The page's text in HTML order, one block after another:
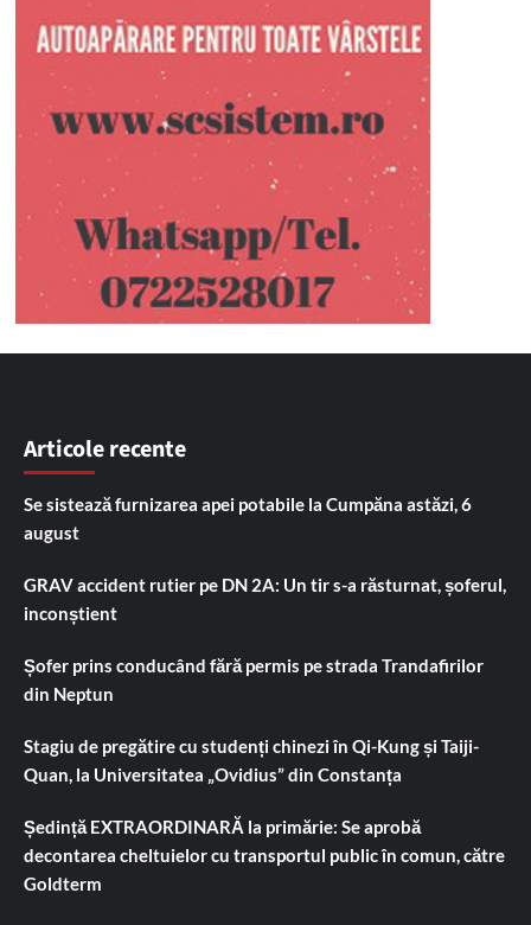
Articole recente
Se sistează furnizarea apei potabile la Cumpăna astăzi, 6
august
GRAV accident rutier pe DN 2A: Un tir s-a răsturnat, șoferul,
inconștient
Șofer prins conducând fără permis pe strada Trandafirilor
din Neptun
Stagiu de pregătire cu studenți chinezi în Qi-Kung și Taiji-
Quan, la Universitatea „Ovidius” din Constanța
Ședință EXTRAORDINARĂ la primărie: Se aprobă
decontarea cheltuielor cu transportul public în comun, către
Goldterm